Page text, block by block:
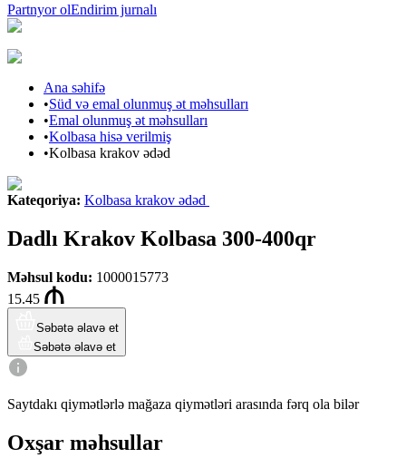
Partnyor olEndirim jurnalı
Ana səhifə
•Süd və emal olunmuş ət məhsulları
•Emal olunmuş ət məhsulları
•Kolbasa hisə verilmiş
•Kolbasa krakov ədəd
Kateqoriya: Kolbasa krakov ədəd
Dadlı Krakov Kolbasa 300-400qr
Məhsul kodu: 1000015773
15.45
Səbətə əlavə et
Səbətə əlavə et
Saytdakı qiymətlərlə mağaza qiymətləri arasında fərq ola bilər
Oxşar məhsullar